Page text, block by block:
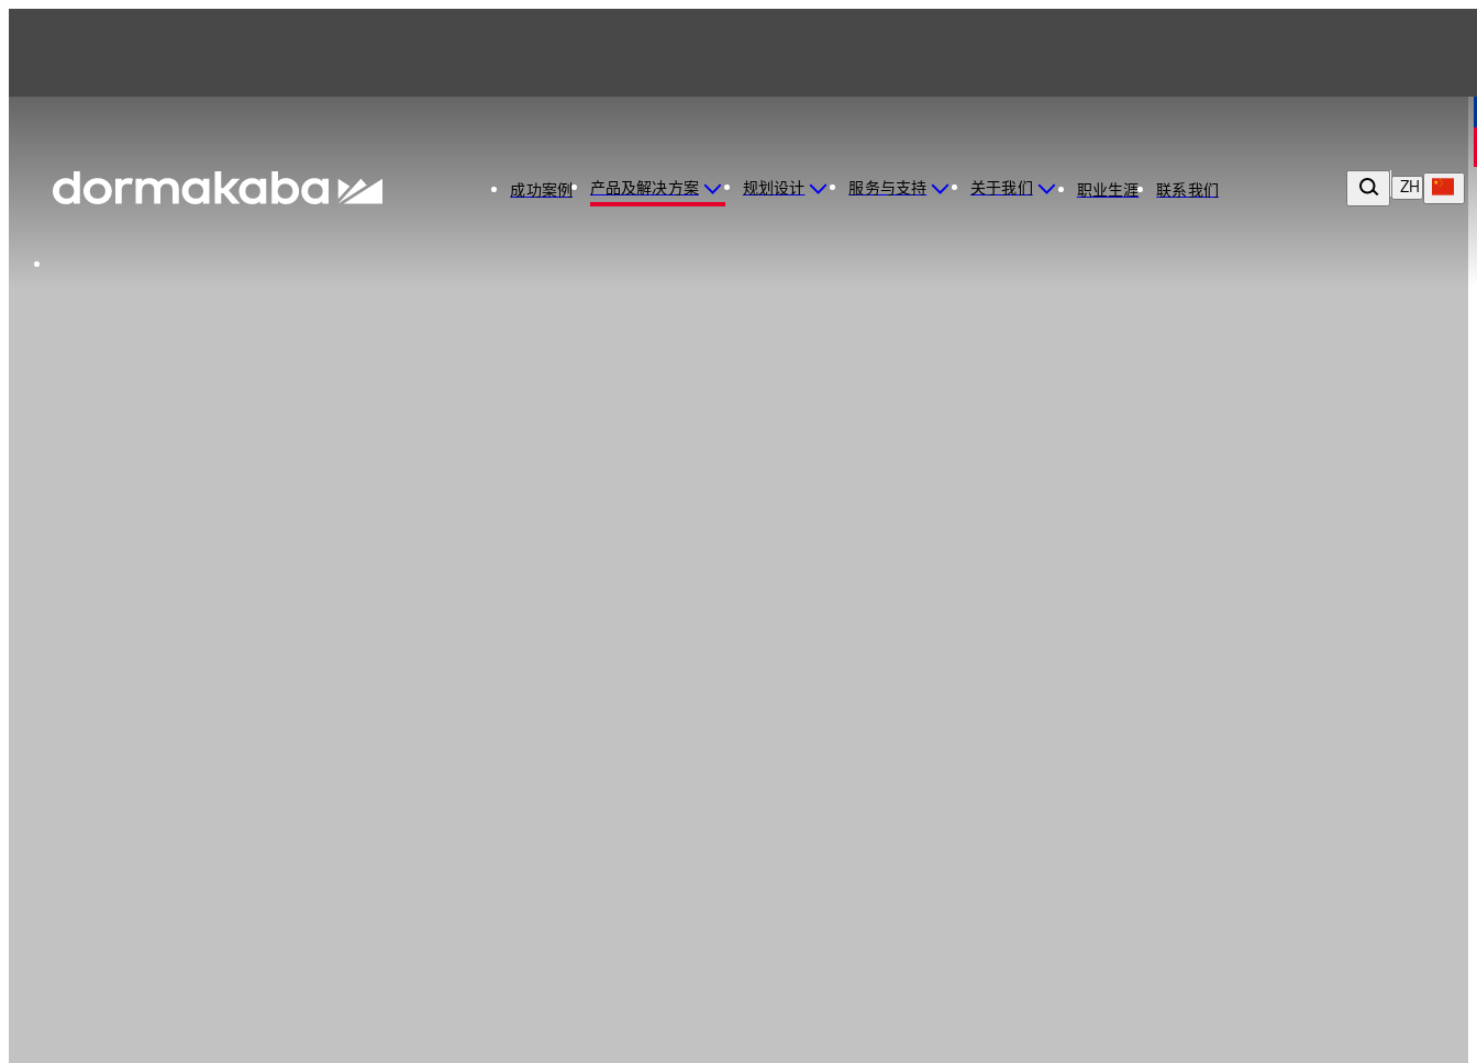
成功案例 产品及解决方案 规划设计 服务与支持 关于我们 职业生涯 联系我们 ZH